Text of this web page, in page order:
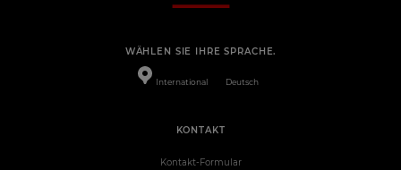
WÄHLEN SIE IHRE SPRACHE.
International Deutsch
KONTAKT
Kontakt-Formular